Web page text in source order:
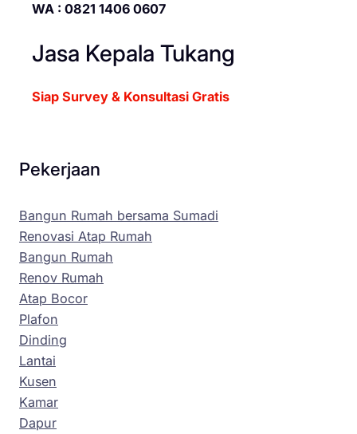
WA : 0821 1406 0607
Jasa Kepala Tukang
Siap Survey & Konsultasi Gratis
Pekerjaan
Bangun Rumah bersama Sumadi
Renovasi Atap Rumah
Bangun Rumah
Renov Rumah
Atap Bocor
Plafon
Dinding
Lantai
Kusen
Kamar
Dapur